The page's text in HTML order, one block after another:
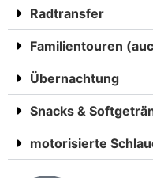
Radtransfer
Familientouren
Übernachtung
Snacks &
motorisierte